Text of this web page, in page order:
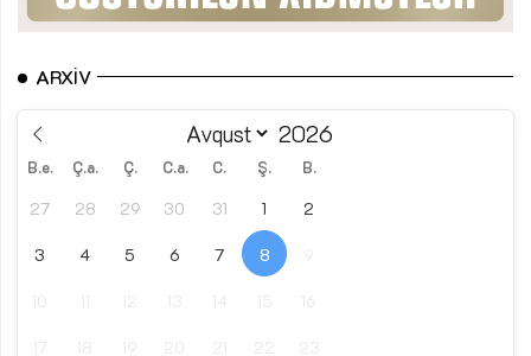
ARXIV
B.e. Ç.a. Ç. C.a. C. Ş. B.
27 28 29 30 31 1 2
3 4 5 6 7 8